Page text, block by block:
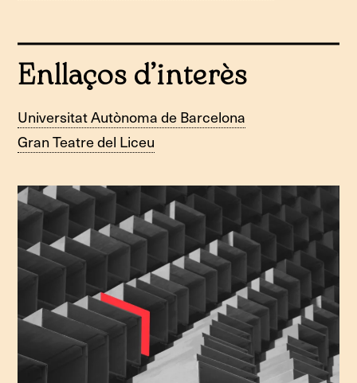
Enllaços d’interès
Universitat Autònoma de Barcelona
Gran Teatre del Liceu